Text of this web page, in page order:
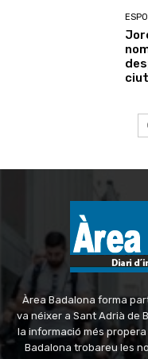
Àrea Badalona forma
va néixer a Sant Adrià de
la informació més
Badalona trobareu les